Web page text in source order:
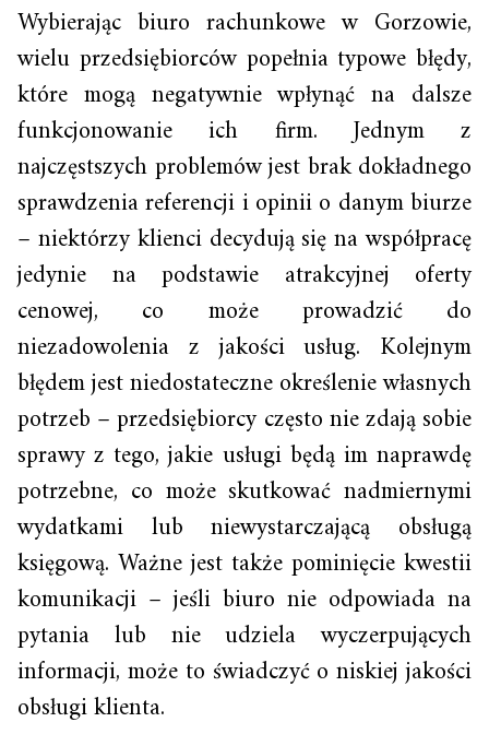
Wybierając biuro rachunkowe w Gorzowie,
wielu przedsiębiorców popełnia typowe błędy,
które mogą negatywnie wpłynąć na dalsze
funkcjonowanie ich firm. Jednym z
najczęstszych problemów jest brak dokładnego
sprawdzenia referencji i opinii o danym biurze
– niektórzy klienci decydują się na współpracę
jedynie na podstawie atrakcyjnej oferty
cenowej, co może prowadzić do
niezadowolenia z jakości usług. Kolejnym
błędem jest niedostateczne określenie własnych
potrzeb – przedsiębiorcy często nie zdają sobie
sprawy z tego, jakie usługi będą im naprawdę
potrzebne, co może skutkować nadmiernymi
wydatkami lub niewystarczającą obsługą
księgową. Ważne jest także pominięcie kwestii
komunikacji – jeśli biuro nie odpowiada na
pytania lub nie udziela wyczerpujących
informacji, może to świadczyć o niskiej jakości
obsługi klienta.